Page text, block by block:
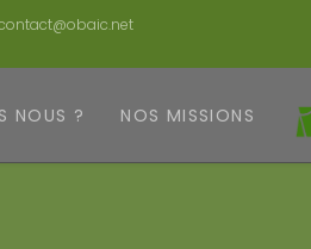
NOUS ? NOS MISSIONS